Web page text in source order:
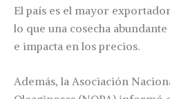
El país es el mayor
lo que una cosecha
e impacta en los precios.
Además, la Asociación